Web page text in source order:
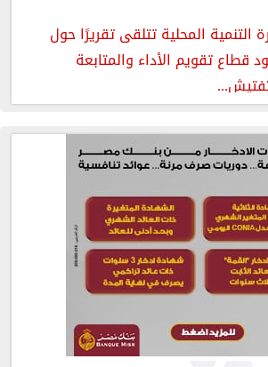
التنمية المحلية تتلقى تقريرًا حول
قطاع تقويم الأداء والمتابعة